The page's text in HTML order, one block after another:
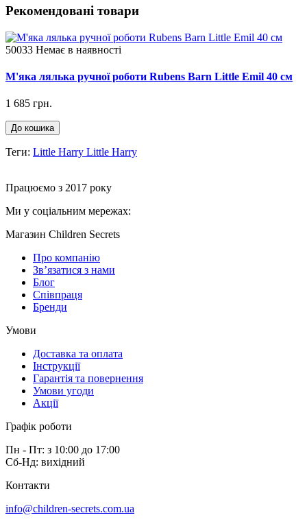
Рекомендовані товари
50033 Немає в наявності
М'яка лялька ручної роботи Rubens Barn Little Emil 40 см
1 685 грн.
До кошика
Теги: Little Harry Little Harry
Працюємо з 2017 року
Ми у соціальним мережах:
Магазин Children Secrets
Про компанію
Зв’язатися з нами
Блог
Співпраця
Бренди
Умови
Доставка та оплата
Інструкції
Гарантія та повернення
Умови угоди
Акції
Графік роботи
Пн - Пт: з 10:00 до 17:00
Сб-Нд: вихідний
Контакти
info@children-secrets.com.ua